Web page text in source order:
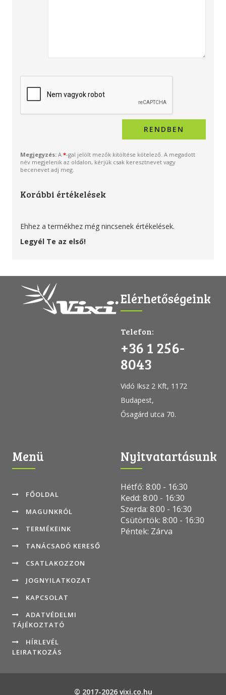
Megjegyzés: A *-gal jelölt mezők kitöltése kötelező. A megadott
név megjelenik az oldalon, kérjük csak keresztnevet vagy
becenevet adj meg.
Korábbi értékelések
Ehhez a termékhez még nincsenek értékelések.
Legyél Te az első!
Elérhetőségeink
Telefon:
+36 1 256-
8043
Vidó Iksz 2 Kft, 1172
Budapest,
Ősagárd utca 70.
Menü
FŐOLDAL
MAGUNKRÓL
TERMÉKEINK
TANÁCSADÓ KERESŐ
CSATLAKOZZON
JOGNYILATKOZAT
KAPCSOLAT
ADATVÉDELMI
TÁJÉKOZTATÓ
HÍRLEVÉL
LEIRATKOZÁS
Nyitvatartásunk
Hétfő: 8:00 - 16:30
Kedd: 8:00 - 16:30
Szerda: 8:00 - 16:30
Csütörtök: 8:00 - 16:30
Péntek: Zárva
© 2017-2026 vixi.co.hu